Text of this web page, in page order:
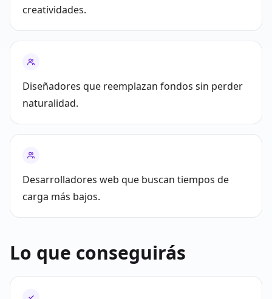
creatividades.
Diseñadores que reemplazan fondos sin perder
naturalidad.
Desarrolladores web que buscan tiempos de
carga más bajos.
Lo que conseguirás
✓